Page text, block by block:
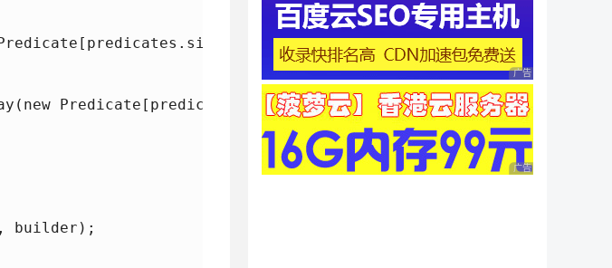
Predicate[predicates.size()]));
builder);
广告 商业广告，理性
广告 商业广告，理性